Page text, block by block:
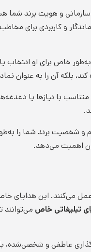
سازمانی و هویت برند شما
و کاربردی برای
خاص برای او انتخاب
بلکه آن را به عنوان
با نیازها یا
و شخصیت برند شما را
اهمیت می‌دهد.
می‌کنند. این هدایای خاص
تبلیغاتی خاص
عاطفی و شخصی‌شده،